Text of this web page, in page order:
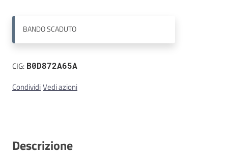
BANDOSCADUTO
CIG: B0D872A65A
CondividiVedi azioni
Descrizione